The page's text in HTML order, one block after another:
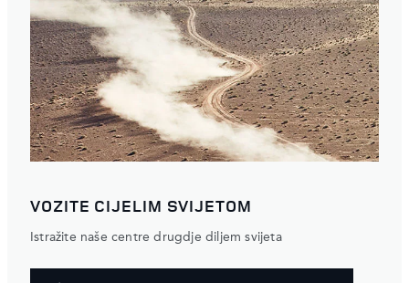
VOZITE CIJELIM SVIJETOM
Istražite naše centre drugdje diljem svijeta